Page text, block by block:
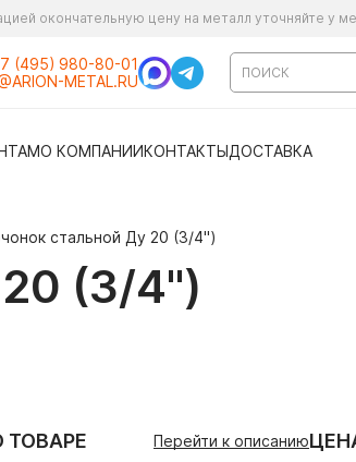
окончательную цену на металл уточняйте у
(495) 980-80-01
METAL.RU
О КОМПАНИИКОНТАКТЫДОСТАВКА
стальной Ду 20 (3/4")
(3/4")
ТОВАРЕ Перейти к описанию